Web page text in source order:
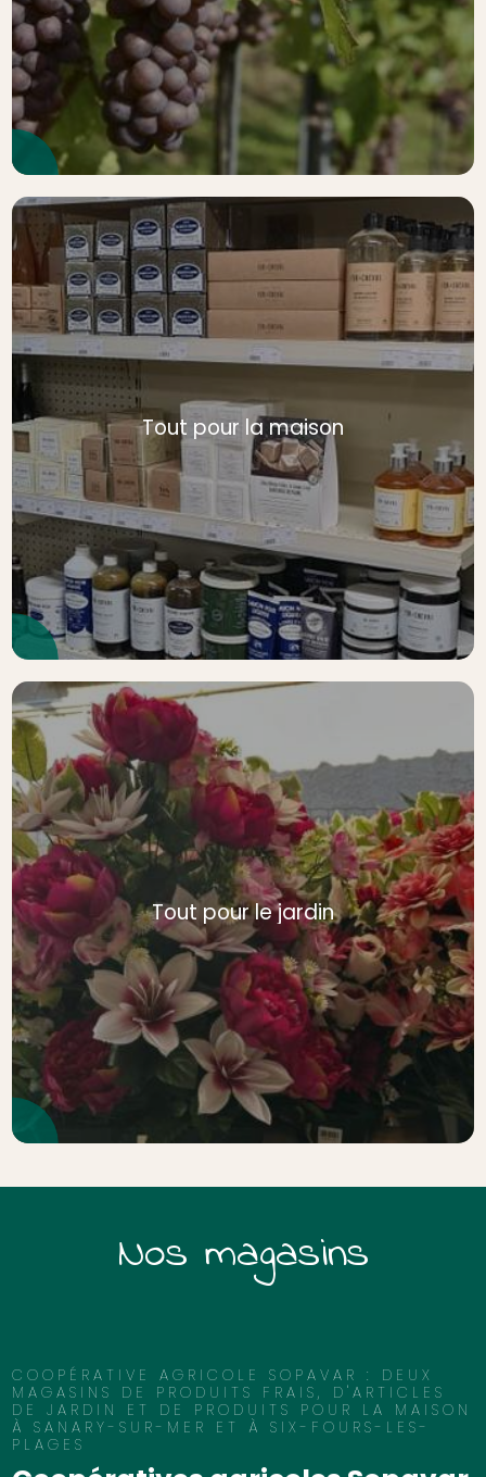
Tout pour la maison
Tout pour le jardin
Nos magasins
COOPÉRATIVE AGRICOLE SOPAVAR : DEUX
MAGASINS DE PRODUITS FRAIS, D'ARTICLES
DE JARDIN ET DE PRODUITS POUR LA MAISON
À SANARY-SUR-MER ET À SIX-FOURS-LES-
PLAGES